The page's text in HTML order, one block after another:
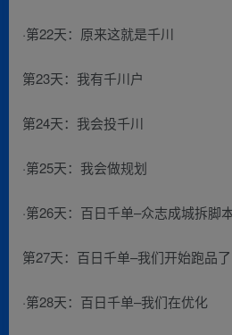
·第22天：原来这就是千川
第23天：我有千川户
第24天：我会投千川
·第25天：我会做规划
·第26天：百日千单–众志成城拆脚
第27天：百日千单–我们开始跑品了
·第28天：百日千单–我们在优化